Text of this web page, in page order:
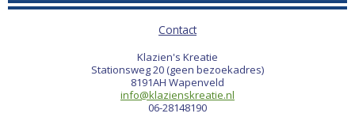
Contact
Klazien's Kreatie
Stationsweg 20 (geen bezoekadres)
8191AH Wapenveld
info@klazienskreatie.nl
06-28148190